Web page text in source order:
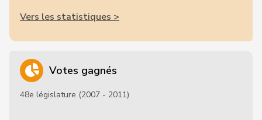
Vers les statistiques >
Votes gagnés
48e législature (2007 - 2011)